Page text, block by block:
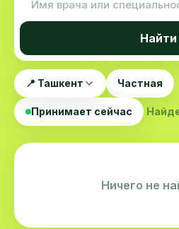
Найти
📍 Ташкент Частная
Принимает сейчас
Ничего не